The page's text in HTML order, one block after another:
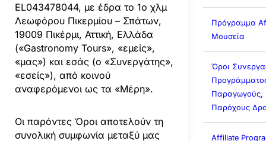
EL043478044, με έδρα το 1ο χλμ
Λεωφόρου Πικερμίου – Σπάτων,
19009 Πικέρμι, Αττική, Ελλάδα
(«Gastronomy Tours», «εμείς»,
«μας») και εσάς (ο «Συνεργάτης»,
«εσείς»), από κοινού
αναφερόμενοι ως τα «Μέρη».
Οι παρόντες Όροι αποτελούν τη
συνολική συμφωνία μεταξύ μας
Πρόγραμμα
Μουσεία
Όροι
Παραγωγούς,
Παρόχους
Affiliate